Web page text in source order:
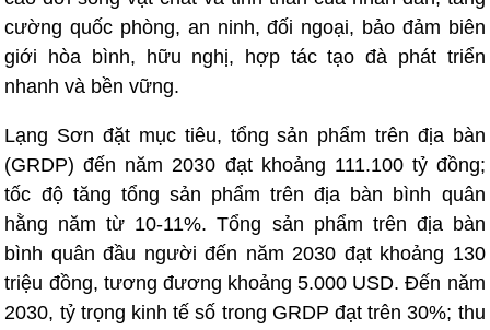
cường quốc phòng, an ninh, đối ngoại, bảo đảm biên
giới hòa bình, hữu nghị, hợp tác tạo đà phát triển
nhanh và bền vững.
Lạng Sơn đặt mục tiêu, tổng sản phẩm trên địa bàn
(GRDP) đến năm 2030 đạt khoảng 111.100 tỷ đồng;
tốc độ tăng tổng sản phẩm trên địa bàn bình quân
hằng năm từ 10-11%. Tổng sản phẩm trên địa bàn
bình quân đầu người đến năm 2030 đạt khoảng 130
triệu đồng, tương đương khoảng 5.000 USD. Đến năm
2030, tỷ trọng kinh tế số trong GRDP đạt trên 30%; thu